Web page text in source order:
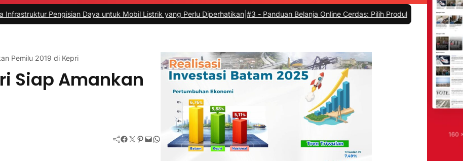
Daya untuk Mobil Listrik yang Perlu Diperhatikan|#3 -Panduan Belanja Online Cerdas: Pilih Produk dengan Bijak dan Hindari
Pemilu 2019 di Kepri
Siap Amankan
Facebook Twitter Pinterest Mail WhatsApp